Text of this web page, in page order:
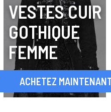
VESTES CUIR
GOTHIQUE
FEMME
ACHETEZ